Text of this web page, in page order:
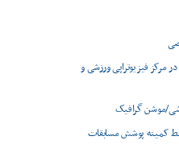
مرکز فیزیوتراپی ورزشی و
موشن گرافیک
ورزشی طی ۳ روز توسط کمیته پوشش مسابقات